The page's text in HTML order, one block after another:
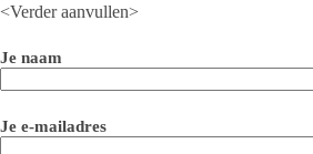
<Verder aanvullen>
Je naam
Je e-mailadres